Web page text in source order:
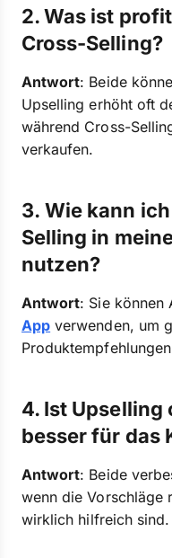
2. Was ist
Cross-Selling?
Antwort: Beide
Upselling erhöht oft
während Cross-
verkaufen.
3. Wie kann
Selling in
nutzen?
Antwort: Sie können
App verwenden, um
4. Ist Upselling
besser für das
Antwort: Beide
wenn die Vorschläge
wirklich hilfreich sind.